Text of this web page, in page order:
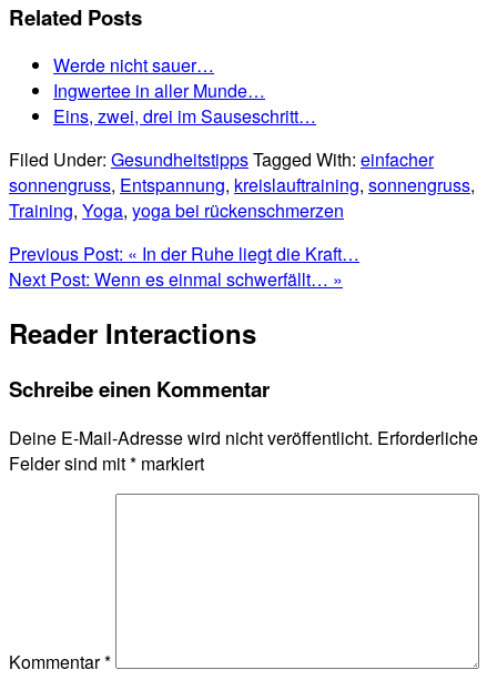
Related Posts
Werde nicht sauer…
Ingwertee in aller Munde…
Eins, zwei, drei im Sauseschritt…
Filed Under: GesundheitstippsTagged With: einfacher
sonnengruss, Entspannung, kreislauftraining, sonnengruss,
Training, Yoga, yoga bei rückenschmerzen
Previous Post: « In der Ruhe liegt die Kraft…
Next Post: Wenn es einmal schwerfällt… »
Reader Interactions
Schreibe einen Kommentar
Deine E-Mail-Adresse wird nicht veröffentlicht. Erforderliche
Felder sind mit* markiert
Kommentar*